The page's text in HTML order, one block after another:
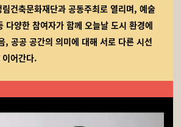
건축문화재단과 공동주최로 열리며, 예술
다양한 참여자가 함께 오늘날 도시 환경에
, 공공 공간의 의미에 대해 서로 다른 시선
어간다.